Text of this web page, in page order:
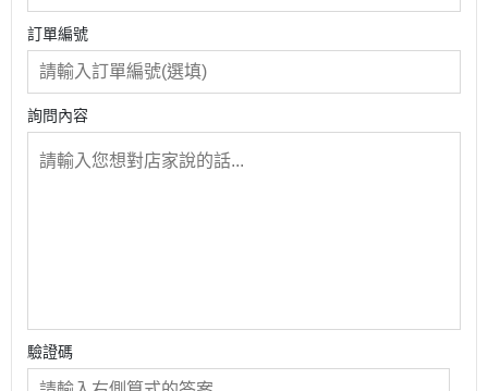
訂單編號
詢問內容
驗證碼